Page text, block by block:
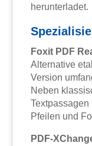
herunterladet.
Foxit PDF
Alternative
Version
Neben
Pfeilen und
PDF-